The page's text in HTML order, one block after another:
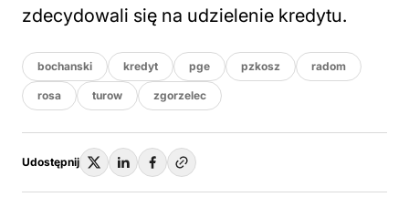
zdecydowali się na udzielenie kredytu.
bochanski kredyt pge pzkosz radom
rosa turow zgorzelec
Udostępnij